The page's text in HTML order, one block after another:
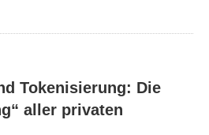
Tokenisierung: Die
aller privaten